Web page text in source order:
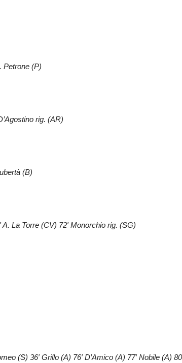
Petrone (P)
rig. (AR)
(B)
La Torre (CV) 72′ Monorchio rig. (SG)
(S) 36′ Grillo (A) 76′ D’Amico (A) 77′ Nobile (A)